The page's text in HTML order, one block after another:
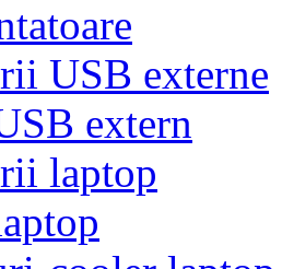
USB externe
extern
laptop